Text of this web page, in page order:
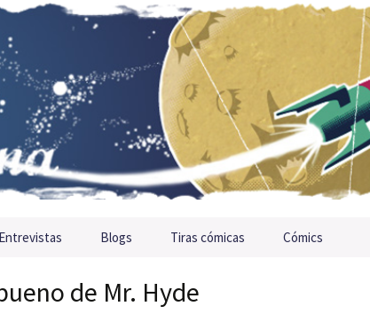
Entrevistas Blogs Tiras cómicas Cómics
de Mr. Hyde